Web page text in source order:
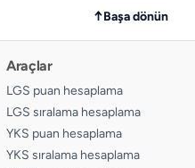
↑Başa dönün
Araçlar
LGS puan hesaplama
LGS sıralama hesaplama
YKS puan hesaplama
YKS sıralama hesaplama